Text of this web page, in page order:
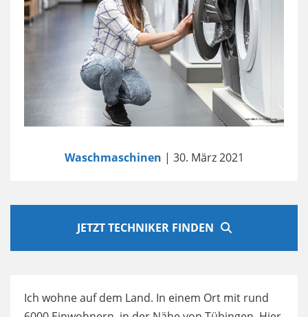
Waschmaschinen | 30. März 2021
JETZT TECHNIKER FINDEN
Ich wohne auf dem Land. In einem Ort mit rund